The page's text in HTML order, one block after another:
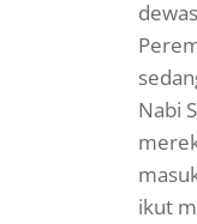
Nabi
ikut